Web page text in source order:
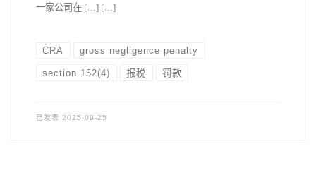
一家公司在 […] […]
CRA gross negligence penalty
section 152(4) 报税 罚款
已发表 2025-09-25